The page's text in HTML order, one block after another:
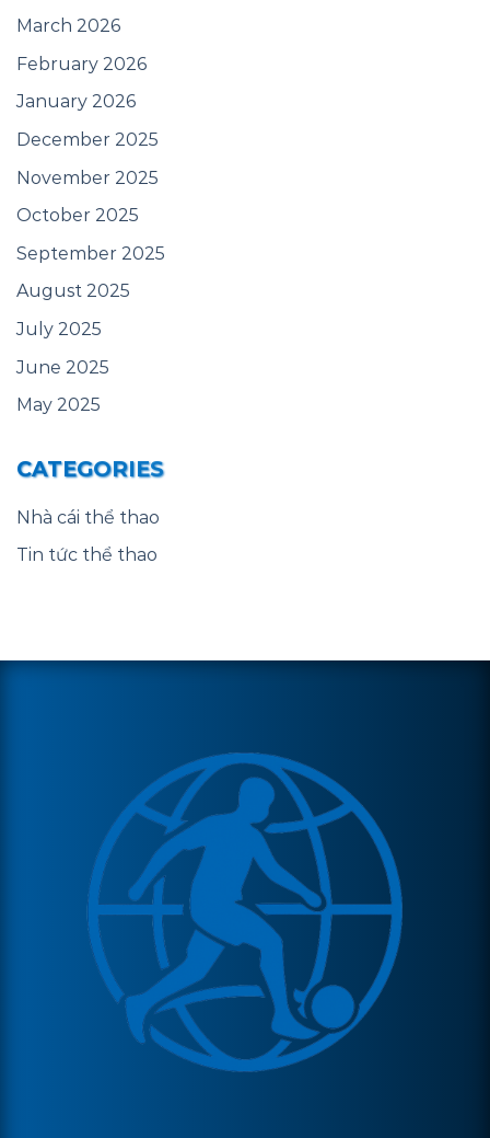
March 2026
February 2026
January 2026
December 2025
November 2025
October 2025
September 2025
August 2025
July 2025
June 2025
May 2025
CATEGORIES
Nhà cái thể thao
Tin tức thể thao